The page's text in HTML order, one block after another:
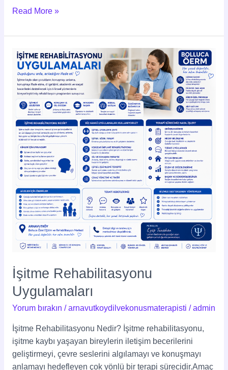
Read More »
İşitme Rehabilitasyonu
Uygulamaları
Yorum bırakın /arnavutkoydilvekonusmaterapisti /admin
İşitme Rehabilitasyonu Nedir? İşitme rehabilitasyonu,
işitme kaybı yaşayan bireylerin iletişim becerilerini
geliştirmeyi, çevre seslerini algılamayı ve konuşmayı
anlamayı hedefleyen çok yönlü bir terapi sürecidir.Amaç
İşitme
Rehabilitasyonu
Uygulamaları